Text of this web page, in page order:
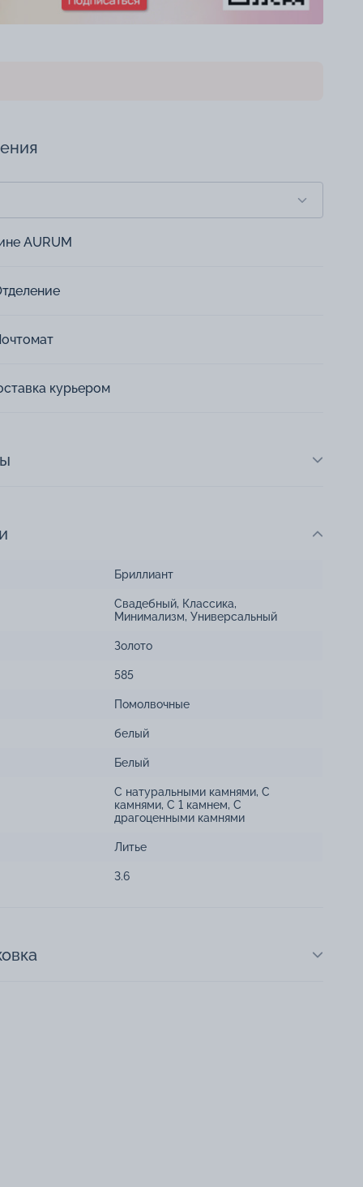
AURUM
курьером
Бриллиант
Свадебный, Классика,
Минимализм, Универсальный
Золото
585
Помолвочные
белый
Белый
С натуральными камнями, С
камнями, С 1 камнем, С
драгоценными камнями
Литье
3.6